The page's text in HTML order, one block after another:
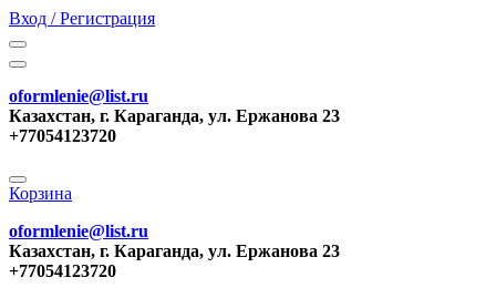
Вход / Регистрация
oformlenie@list.ru
Казахстан, г. Караганда, ул. Ержанова 23
+77054123720
Корзина
oformlenie@list.ru
Казахстан, г. Караганда, ул. Ержанова 23
+77054123720